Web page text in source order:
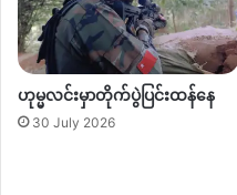
ဟုမ္မလင်းမှာတိုက်ပွဲပြင်းထန်နေ
30 July 2026